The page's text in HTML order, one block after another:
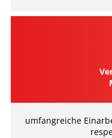
umfangreiche